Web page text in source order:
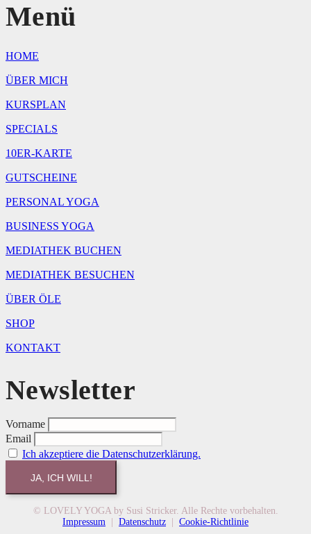
Menü
HOME
ÜBER MICH
KURSPLAN
SPECIALS
10ER-KARTE
GUTSCHEINE
PERSONAL YOGA
BUSINESS YOGA
MEDIATHEK BUCHEN
MEDIATHEK BESUCHEN
ÜBER ÖLE
SHOP
KONTAKT
Newsletter
Vorname
Email
Ich akzeptiere die Datenschutzerklärung.
© LOVELY YOGA by Susi Stricker. Alle Rechte vorbehalten.
Impressum
Datenschutz Cookie-Richtlinie